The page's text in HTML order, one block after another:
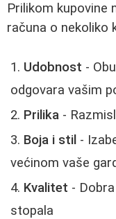
Prilikom kupovine
računa o nekoliko
Udobnost -
odgovara vašim
Prilika -
Boja i stil -
većinom vaše
Kvalitet -
stopala